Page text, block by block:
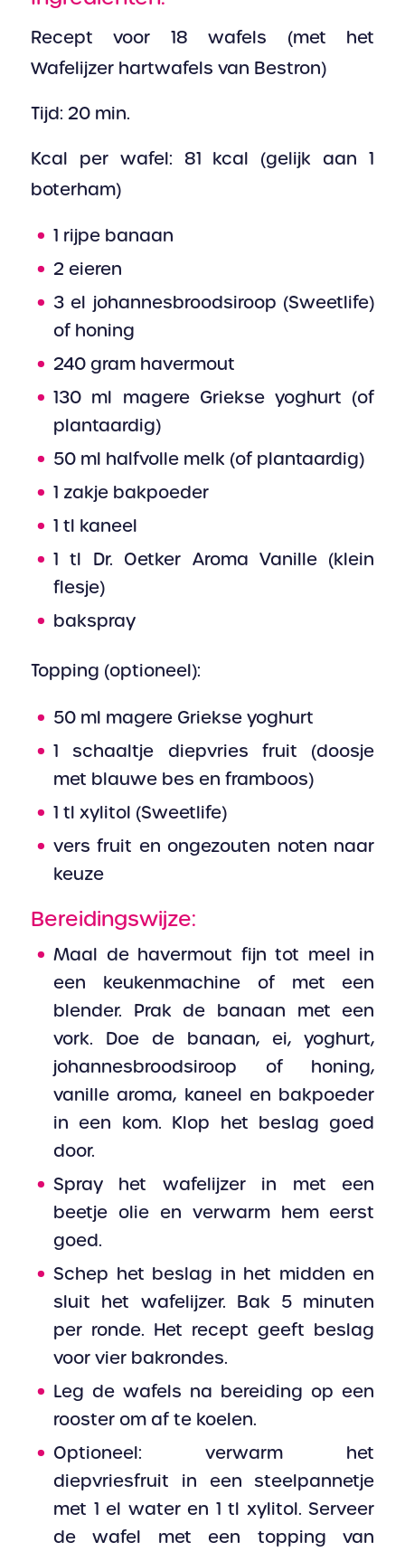
Recept voor 18 wafels (met het
Wafelijzer hartwafels van Bestron)
Tijd: 20 min.
Kcal per wafel: 81 kcal (gelijk aan 1
boterham)
1 rijpe banaan
2 eieren
3 el johannesbroodsiroop (Sweetlife)
of honing
240 gram havermout
130 ml magere Griekse yoghurt (of
plantaardig)
50 ml halfvolle melk (of plantaardig)
1 zakje bakpoeder
1 tl kaneel
1 tl Dr. Oetker Aroma Vanille (klein
flesje)
bakspray
Topping (optioneel):
50 ml magere Griekse yoghurt
1 schaaltje diepvries fruit (doosje
met blauwe bes en framboos)
1 tl xylitol (Sweetlife)
vers fruit en ongezouten noten naar
keuze
Bereidingswijze:
Maal de havermout fijn tot meel in
een keukenmachine of met een
blender. Prak de banaan met een
vork. Doe de banaan, ei, yoghurt,
johannesbroodsiroop of honing,
vanille aroma, kaneel en bakpoeder
in een kom. Klop het beslag goed
door.
Spray het wafelijzer in met een
beetje olie en verwarm hem eerst
goed.
Schep het beslag in het midden en
sluit het wafelijzer. Bak 5 minuten
per ronde. Het recept geeft beslag
voor vier bakrondes.
Leg de wafels na bereiding op een
rooster om af te koelen.
Optioneel: verwarm het
diepvriesfruit in een steelpannetje
met 1 el water en 1 tl xylitol. Serveer
de wafel met een topping van